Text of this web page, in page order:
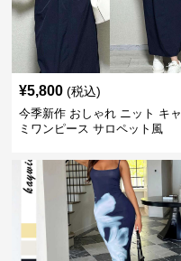
¥5,800 (税込)
今季新作 おしゃれ ニット キャ
ミワンピース サロペット風